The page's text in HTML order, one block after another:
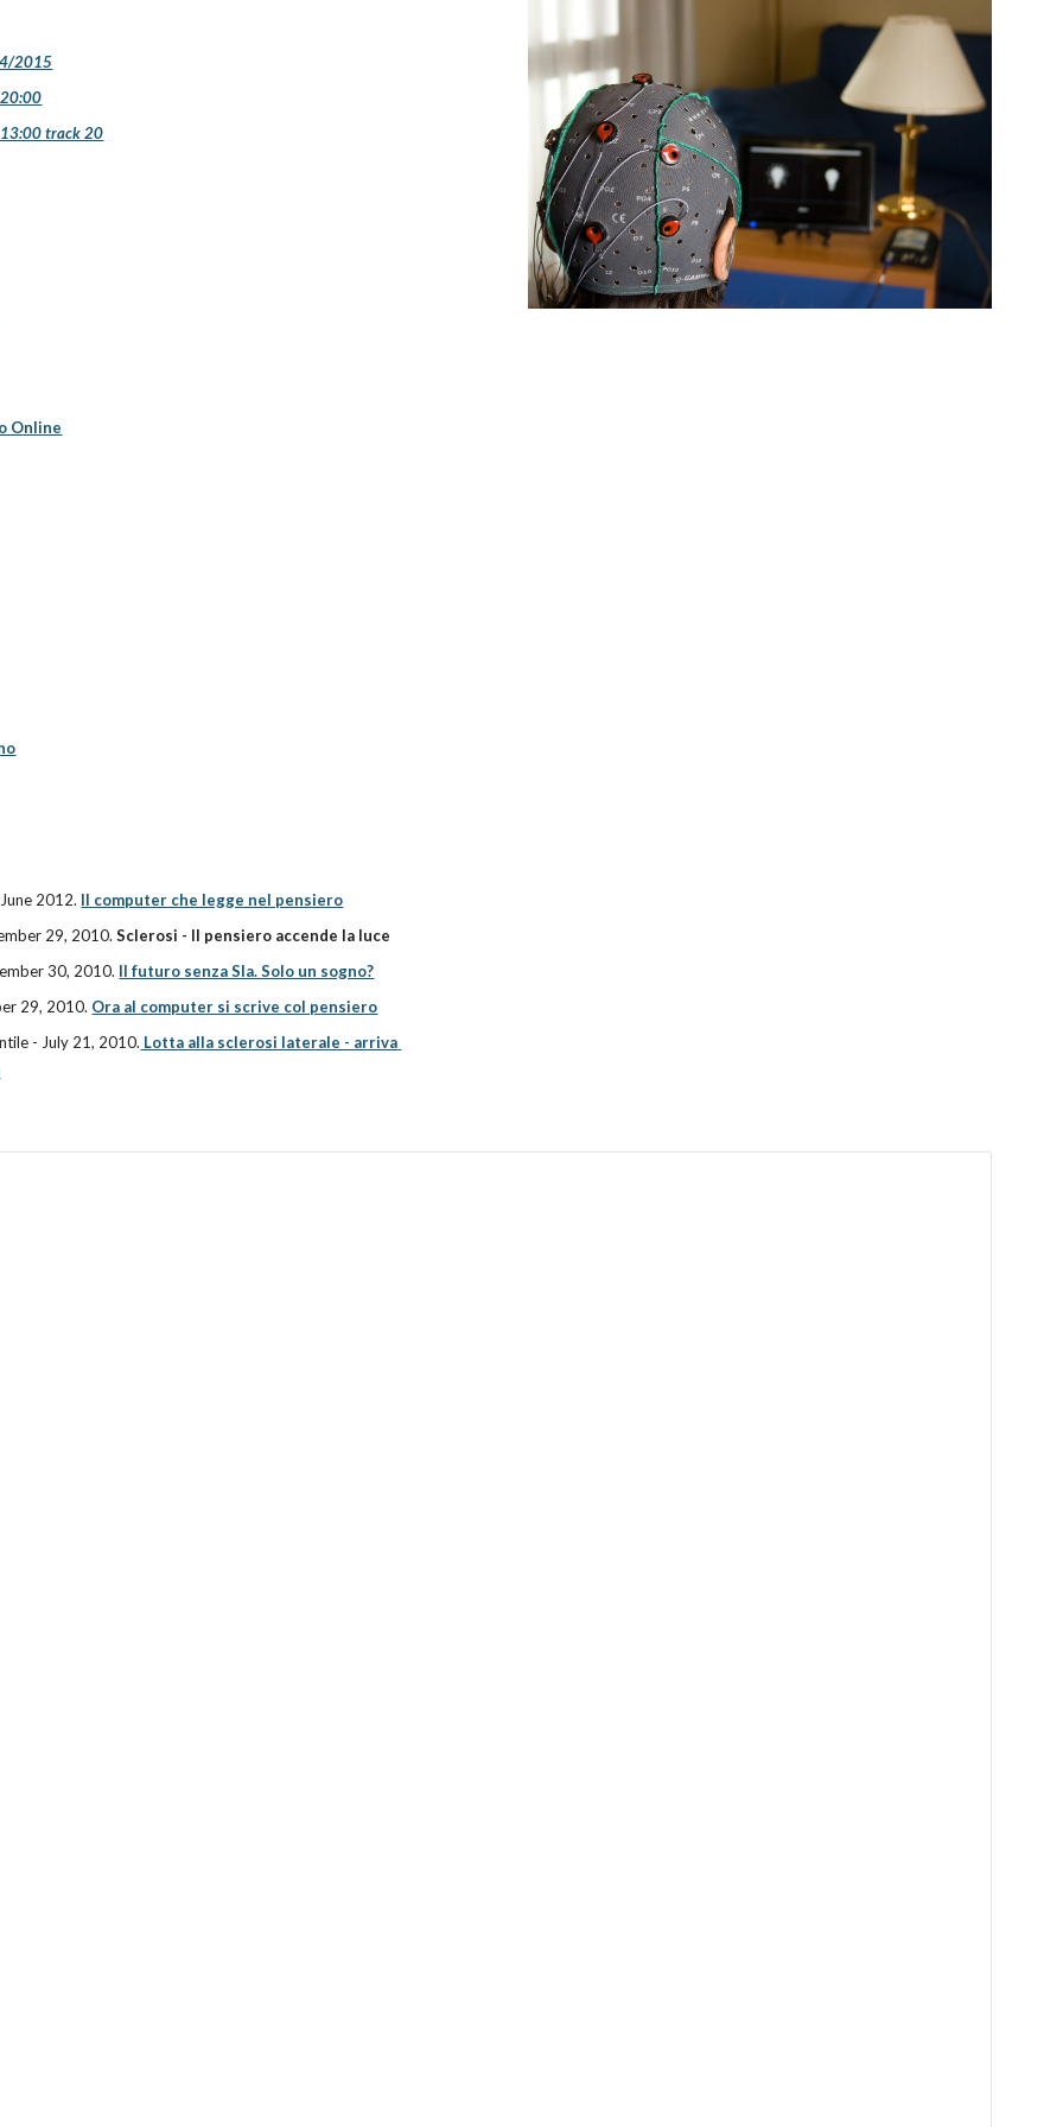
2015
track 20
Online
2012. Il computer che legge nel pensiero
29, 2010. Sclerosi - Il pensiero accende la luce
30, 2010. Il futuro senza Sla. Solo un sogno?
29, 2010. Ora al computer si scrive col pensiero
- July 21, 2010. Lotta alla sclerosi laterale - arriva